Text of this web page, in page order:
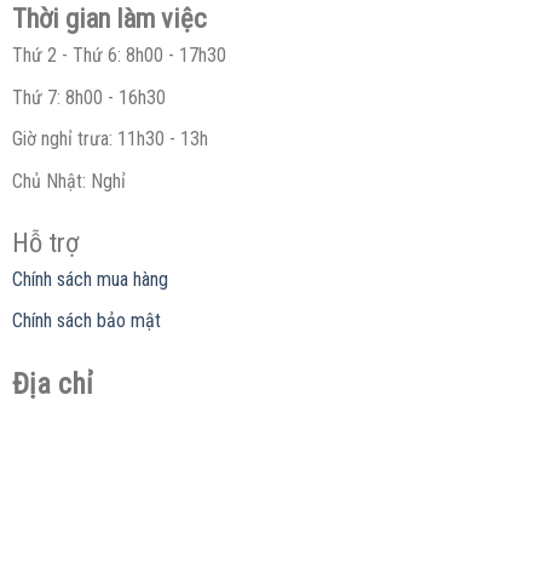
Thời gian làm việc
Thứ 2 - Thứ 6: 8h00 - 17h30
Thứ 7: 8h00 - 16h30
Giờ nghỉ trưa: 11h30 - 13h
Chủ Nhật: Nghỉ
Hỗ trợ
Chính sách mua hàng
Chính sách bảo mật
Địa chỉ